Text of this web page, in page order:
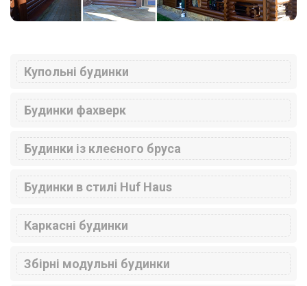
Купольні будинки
Будинки фахверк
Будинки із клеєного бруса
Будинки в стилі Huf Haus
Каркасні будинки
Збірні модульні будинки